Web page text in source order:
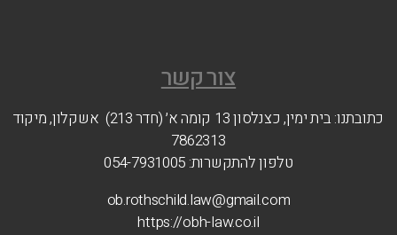
צור קשר
כתובתנו: בית ימין, כצנלסון 13 קומה א׳ (חדר 213) אשקלון, מיקוד
7862313
טלפון להתקשרות: 054-7931005
ob.rothschild.law@gmail.com
https://obh-law.co.il